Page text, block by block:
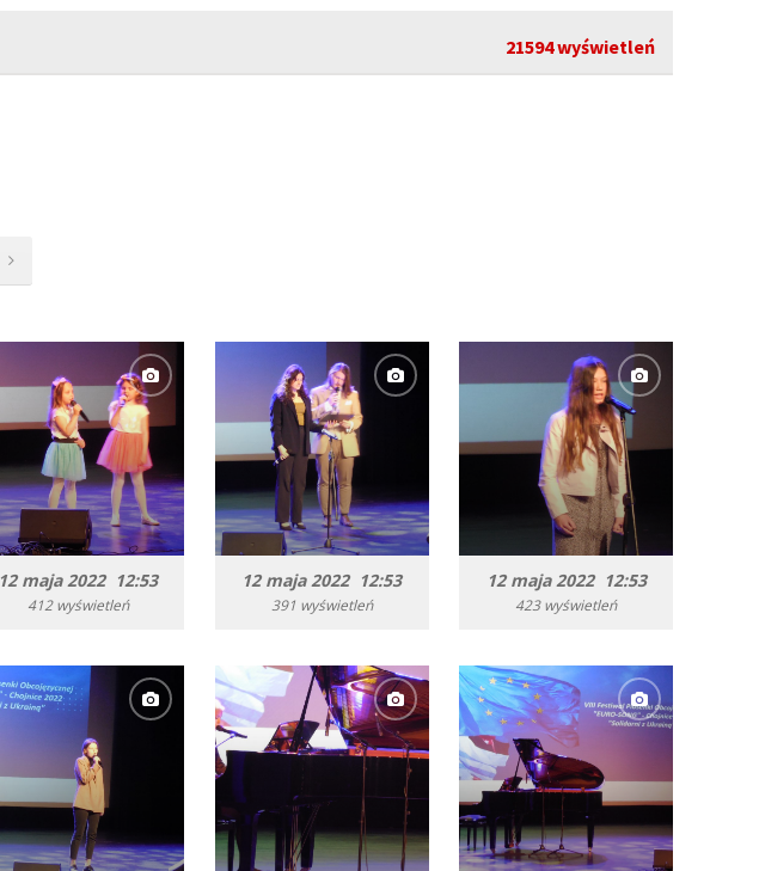
21594 wyświetleń
12 maja 2022 12:53
412 wyświetleń
12 maja 2022 12:53
391 wyświetleń
12 maja 2022 12:53
423 wyświetleń